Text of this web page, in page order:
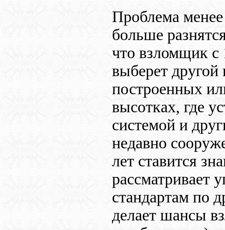
Проблема
больше
что взломщик с
выберет
построенных
высотках, где
системой и
недавно
лет ставится
рассматривает
стандартам по
делает шансы